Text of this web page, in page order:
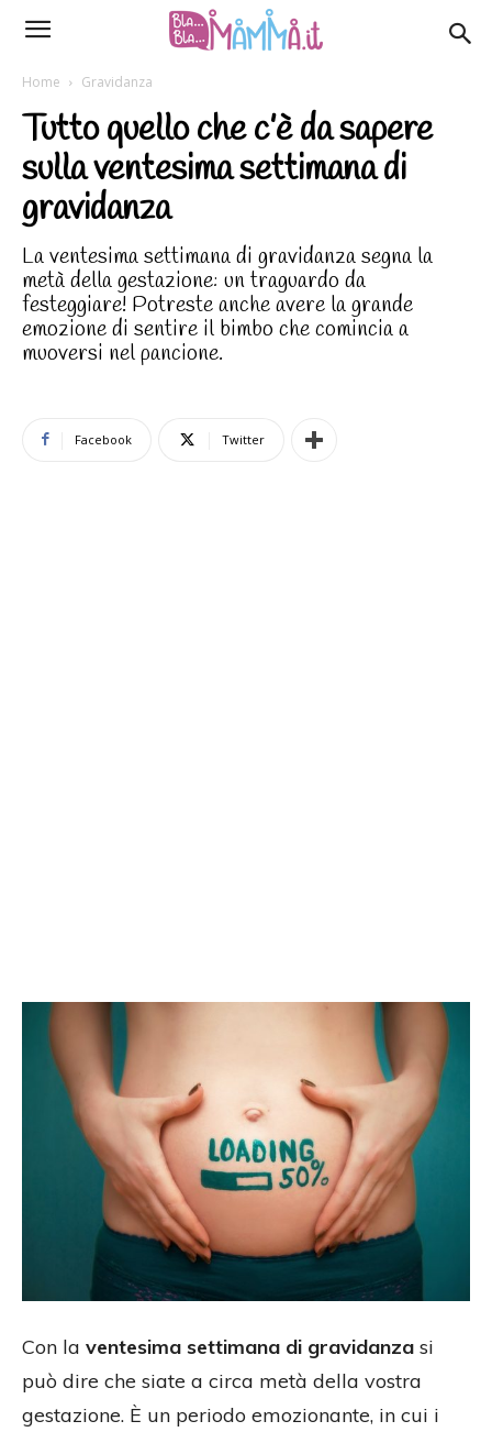
Home Gravidanza
Tutto quello che c’è da sapere
sulla ventesima settimana di
gravidanza
La ventesima settimana di gravidanza segna la
metà della gestazione: un traguardo da
festeggiare! Potreste anche avere la grande
emozione di sentire il bimbo che comincia a
muoversi nel pancione.
Facebook Twitter
Con la ventesima settimana di gravidanza si
può dire che siate a circa metà della vostra
gestazione. È un periodo emozionante, in cui i